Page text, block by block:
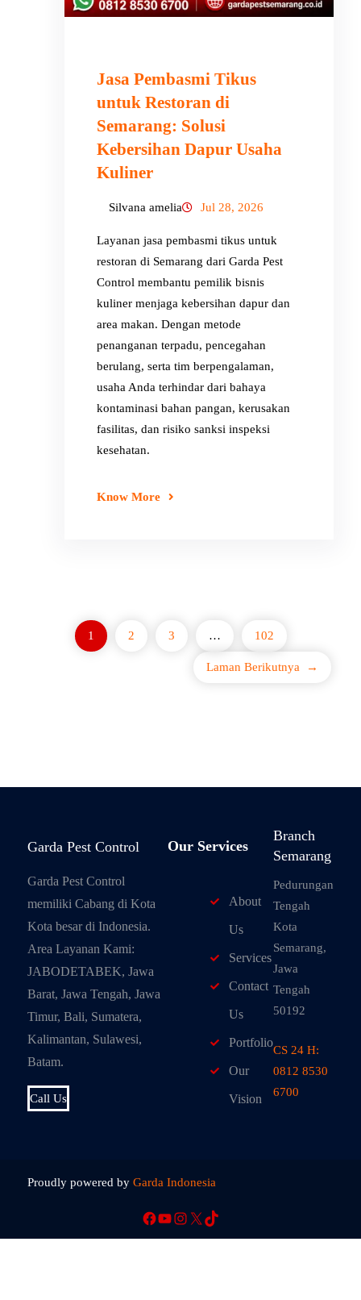
Jasa Pembasmi Tikus
untuk Restoran di
Semarang: Solusi
Kebersihan Dapur Usaha
Kuliner
Silvana amelia Jul 28, 2026
Layanan jasa pembasmi tikus untuk
restoran di Semarang dari Garda Pest
Control membantu pemilik bisnis
kuliner menjaga kebersihan dapur dan
area makan. Dengan metode
penanganan terpadu, pencegahan
berulang, serta tim berpengalaman,
usaha Anda terhindar dari bahaya
kontaminasi bahan pangan, kerusakan
fasilitas, dan risiko sanksi inspeksi
kesehatan.
Know More
1 2 3 … 102
Laman Berikutnya →
Garda Pest Control
Garda Pest Control
memiliki Cabang di Kota
Kota besar di Indonesia.
Area Layanan Kami:
JABODETABEK, Jawa
Barat, Jawa Tengah, Jawa
Timur, Bali, Sumatera,
Kalimantan, Sulawesi,
Batam.
Call Us
Our Services
About
Us
Services
Contact
Us
Portfolio
Our
Vision
Branch
Semarang
Pedurungan
Tengah
Kota
Semarang,
Jawa
Tengah
50192
CS 24 H:
0812 8530
6700
Proudly powered byGarda Indonesia
Facebook
YouTube
Instagram
X TikTok